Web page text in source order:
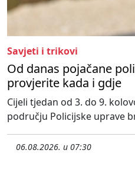
Savjeti i trikovi
Od danas pojačane
provjerite kada i gdje
Cijeli tjedan od 3. do 9.
području Policijske uprave
06.08.2026. u 07:30